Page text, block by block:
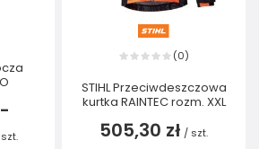
-
szt.
(0)
STIHL Przeciwdeszczowa
kurtka RAINTEC rozm. XXL
505,30 zł / szt.